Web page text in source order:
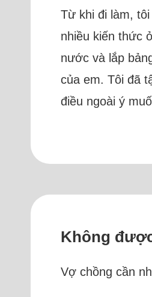
Từ khi đi làm,
nhiều kiến thức
nước và lắp
của em. Tôi đã
điều ngoài ý
Không
Vợ chồng cần